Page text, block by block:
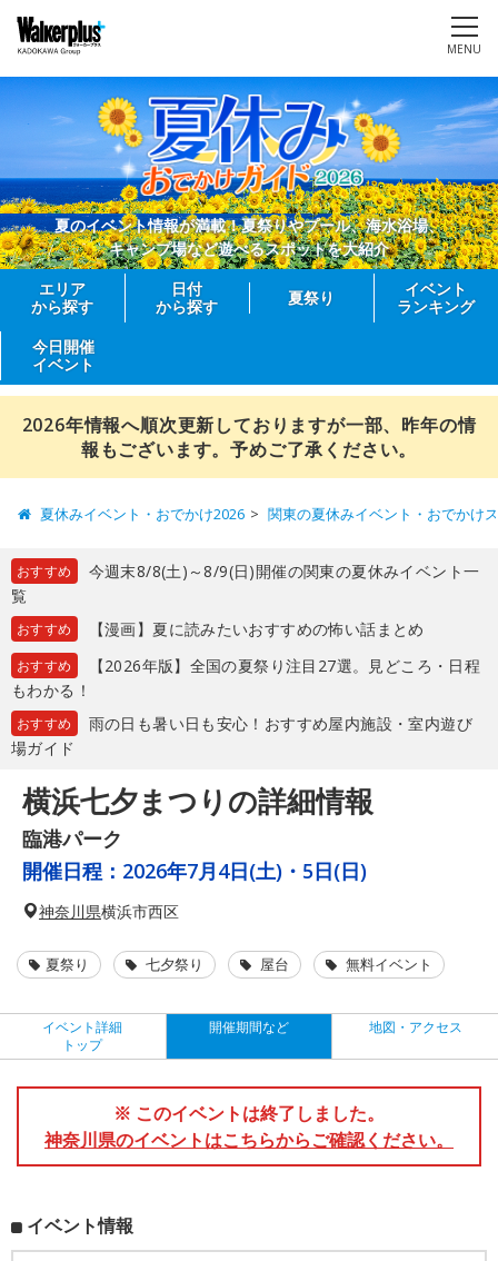
MENU
夏のイベント情報が満載！夏祭りやプール、海水浴場、
キャンプ場など遊べるスポットを大紹介
エリア
から探す
日付
から探す
夏祭り
イベント
ランキング
今日開催
イベント
2026年情報へ順次更新しておりますが一部、昨年の情
報もございます。予めご了承ください。
夏休みイベント・おでかけ2026 関東の夏休みイベント・おでかけ
おすすめ
今週末8/8(土)～8/9(日)開催の関東の夏休みイベント一
覧
おすすめ 【漫画】夏に読みたいおすすめの怖い話まとめ
おすすめ
【2026年版】全国の夏祭り注目27選。見どころ・日程
もわかる！
おすすめ
雨の日も暑い日も安心！おすすめ屋内施設・室内遊び
場ガイド
横浜七夕まつりの詳細情報
臨港パーク
開催日程： 2026年7月4日(土)・5日(日)
神奈川県横浜市西区
夏祭り 七夕祭り 屋台 無料イベント
イベント詳細
トップ
開催期間など 地図・アクセス
※ このイベントは終了しました。
神奈川県のイベントはこちらからご確認ください。
イベント情報